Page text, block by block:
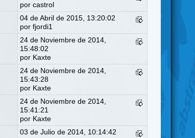
porcastrol
04 de Abril de 2015, 13:20:02
porfjordi1
24 de Noviembre de 2014,
15:48:02
por Kaxte
24 de Noviembre de 2014,
15:43:28
por Kaxte
24 de Noviembre de 2014,
15:41:21
por Kaxte
03 de Julio de 2014, 10:14:42